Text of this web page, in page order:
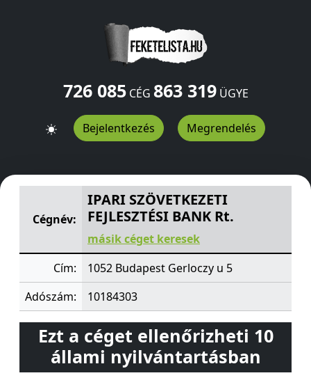
726 085CÉG 863 319ÜGYE
Bejelentkezés Megrendelés
IPARI SZÖVETKEZETI FEJLESZTÉSI BANK Rt.
Cégnév:
IPARI SZÖVETKEZETI
FEJLESZTÉSI BANK Rt.
másik céget keresek
Cím:
1052 Budapest Gerloczy u 5
Adószám:
10184303
Ezt a céget ellenőrizheti 10
állami nyilvántartásban